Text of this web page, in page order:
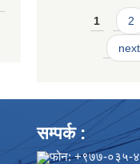
Pages
1 2
सम्पर्क :
फोन: +९७७-